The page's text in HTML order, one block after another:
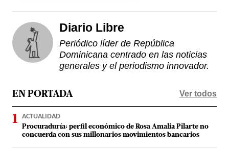
Diario Libre
Periódico líder de República
Dominicana centrado en las noticias
generales y el periodismo innovador.
EN PORTADA Ver todos
ACTUALIDAD
Procuraduría: perfil económico de Rosa Amalia Pilarte no
concuerda con sus millonarios movimientos bancarios